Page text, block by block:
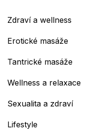
Zdraví a wellness
Erotické masáže
Tantrické masáže
Wellness a relaxace
Sexualita a zdraví
Lifestyle